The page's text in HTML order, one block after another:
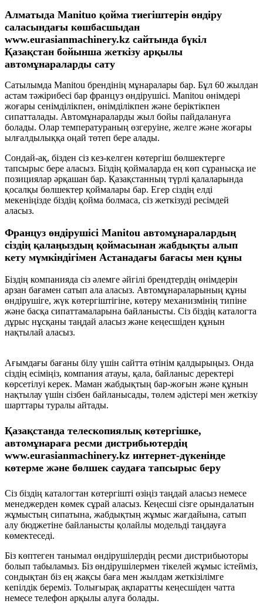
Алматыда Manituo қойма тиегіштерін өндіру
саласындағы көшбасшыдан
www.eurasianmachinery.kz сайтында бүкіл
Қазақстан бойынша жеткізу арқылы
автомұнараларды сату
Сатылымда Manitou брендінің мұнаралары бар. Бұл 60 жылдан
астам тәжірибесі бар француз өндірушісі. Manitou өнімдері
жоғары сенімділікпен, өнімділікпен және беріктікпен
сипатталады. Автомұнараларды жыл бойы пайдалануға
болады. Олар температураның өзгеруіне, желге және жоғары
ылғалдылыққа оңай төтеп бере алады.
Сондай-ақ, бізден сіз кез-келген көтергіш бөлшектерге
тапсырыс бере аласыз. Біздің қоймаларда ең көп сұранысқа ие
позициялар әрқашан бар. Қазақстанның түрлі қалаларында
қосалқы бөлшектер қоймалары бар. Егер сіздің елді
мекеніңізде біздің қойма болмаса, сіз жеткізуді ресімдей
аласыз.
Француз өндірушісі Manitou автомұнаралардың
сіздің қалаңыздың қоймасынан жабдықты алып
кету мүмкіндігімен Астанадағы бағасы мен құны
Біздің компанияда сіз әлемге әйгілі брендтердің өнімдерін
арзан бағамен сатып ала аласыз. Автомұнараларының құны
өндірушіге, жүк көтергіштігіне, көтеру механизмінің типіне
және басқа сипаттамаларына байланысты. Сіз біздің каталогта
дұрыс нұсқаны таңдай аласыз және кеңесшіден құнын
нақтылай аласыз.
Ағымдағы бағаны білу үшін сайтта өтінім қалдырыңыз. Онда
сіздің есіміңіз, компания атауы, қала, байланыс деректері
көрсетілуі керек. Маман жабдықтың бар-жоғын және құнын
нақтылау үшін сізбен байланысады, төлем әдістері мен жеткізу
шарттары туралы айтады.
Қазақстанда телескопиялық көтергішке,
автомұнараға ресми дистрибьютердің
www.eurasianmachinery.kz интернет-дүкенінде
көтерме және бөлшек саудаға тапсырыс беру
Сіз біздің каталогтан көтергішті өзіңіз таңдай аласыз немесе
менеджерден көмек сұрай аласыз. Кеңесші сізге орындалатын
жұмыстың сипатына, жабдықтың жұмыс жағдайына, сатып
алу бюджетіне байланысты қолайлы модельді таңдауға
көмектеседі.
Біз көптеген танымал өндірушілердің ресми дистрибьюторы
болып табыламыз. Біз өндірушілермен тікелей жұмыс істейміз,
сондықтан біз ең жақсы баға мен жылдам жеткізілімге
кепілдік береміз. Толығырақ ақпаратты кеңесшіден чатта
немесе телефон арқылы алуға болады.